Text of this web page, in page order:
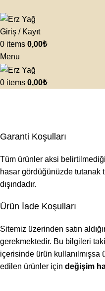
Giriş / Kayıt
0 items 0,00₺
Menu
0 items 0,00₺
Garanti Koşulları
Tüm ürünler aksi
hasar gördüğünüzde tutanak
dışındadır.
Ürün İade Koşulları
Sitemiz üzerinden satın
gerekmektedir. Bu bilgileri
içerisinde ürün kullanılmışsa
edilen ürünler için değişim